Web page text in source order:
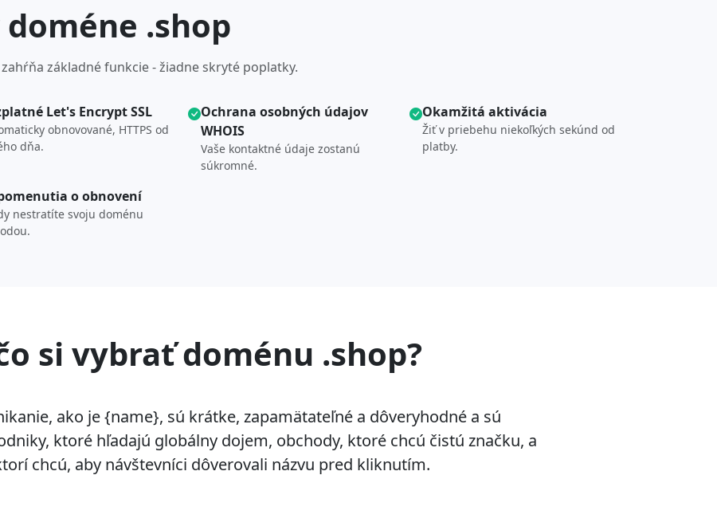
.shop
základné funkcie - žiadne skryté poplatky.
Let's Encrypt SSL
obnovované, HTTPS od
dňa.
Ochrana osobných údajov
WHOIS
Vaše kontaktné údaje zostanú
súkromné.
Okamžitá aktivácia
Žiť v priebehu niekoľkých sekúnd od
platby.
o obnovení
nestratíte svoju doménu
si vybrať doménu .shop?
ako je {name}, sú krátke, zapamätateľné a dôveryhodné a sú
ktoré hľadajú globálny dojem, obchody, ktoré chcú čistú značku, a
chcú, aby návštevníci dôverovali názvu pred kliknutím.